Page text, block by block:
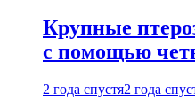
Крупные
с помощью
2 года спустя2 года